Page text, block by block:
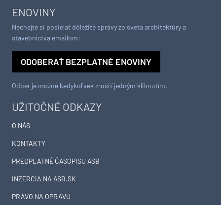
UŽITOČNÉ ODKAZY
O NÁS
KONTAKTY
PREDPLATNÉ ČASOPISU ASB
INZERCIA NA ASB.SK
PRÁVO NA OPRAVU
ENOVINY
Nechajte si posielať dôležité správy zo sveta architektúry a
stavebníctva emailom:
ODOBERAŤ BEZPLATNÉ ENOVINY
Odber je možné kedykoľvek zrušiť jedným kliknutím.